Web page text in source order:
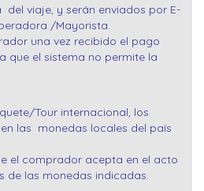
viaje, y serán enviados por E-
/Mayorista.
una vez recibido el pago
que el sistema no permite la
Tour internacional, los
las monedas locales del país
el comprador acepta en el acto
de las monedas indicadas.